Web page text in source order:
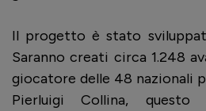
Il progetto è stato
Saranno creati circa 1.248
giocatore delle 48 nazionali
Pierluigi Collina,